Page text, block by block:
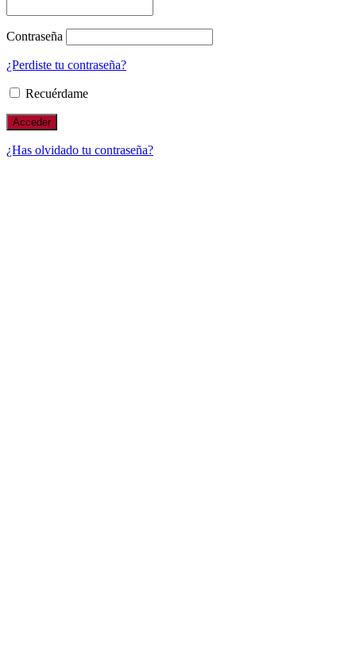
Contraseña
¿Perdiste tu contraseña?
Recuérdame
¿Has olvidado tu contraseña?